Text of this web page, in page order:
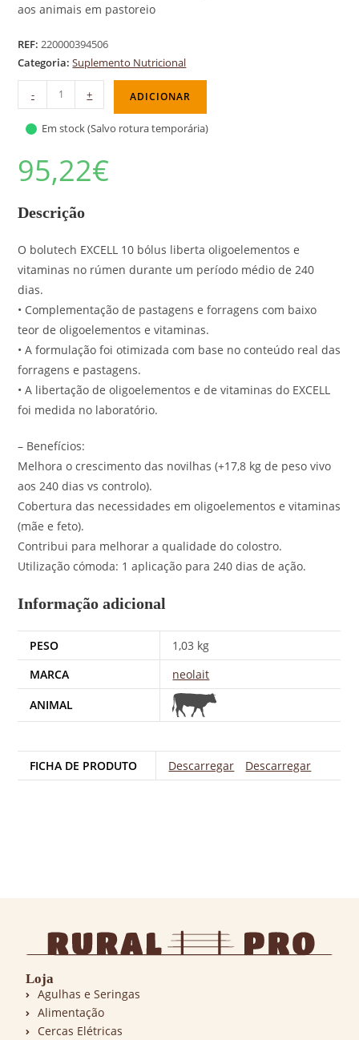
aos animais em pastoreio
REF:220000394506
Categoria:Suplemento Nutricional
- + ADICIONAR
Em stock (Salvo rotura temporária)
95,22€
Descrição
O bolutech EXCELL 10 bólus liberta oligoelementos e
vitaminas no rúmen durante um período médio de 240
dias.
• Complementação de pastagens e forragens com baixo
teor de oligoelementos e vitaminas.
• A formulação foi otimizada com base no conteúdo real das
forragens e pastagens.
• A libertação de oligoelementos e de vitaminas do EXCELL
foi medida no laboratório.
– Benefícios:
Melhora o crescimento das novilhas (+17,8 kg de peso vivo
aos 240 dias vs controlo).
Cobertura das necessidades em oligoelementos e vitaminas
(mãe e feto).
Contribui para melhorar a qualidade do colostro.
Utilização cómoda: 1 aplicação para 240 dias de ação.
Informação adicional
PESO
1,03 kg
MARCA
neolait
ANIMAL
FICHA DE PRODUTO Descarregar Descarregar
Loja
Agulhas e Seringas
Alimentação
Cercas Elétricas